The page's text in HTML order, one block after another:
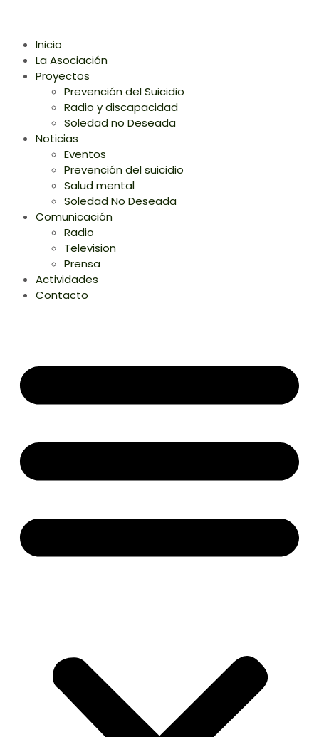
Inicio
La Asociación
Proyectos
Prevención del Suicidio
Radio y discapacidad
Soledad no Deseada
Noticias
Eventos
Prevención del suicidio
Salud mental
Soledad No Deseada
Comunicación
Radio
Television
Prensa
Actividades
Contacto